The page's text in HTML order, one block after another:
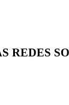
REDES